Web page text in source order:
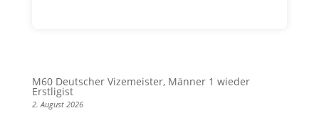
M60 Deutscher Vizemeister, Männer 1 wieder
Erstligist
2. August 2026